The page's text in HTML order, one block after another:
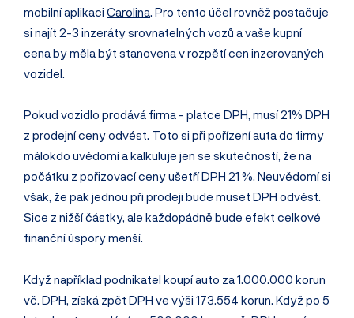
mobilní aplikaci Carolina. Pro tento účel rovněž postačuje
si najít 2-3 inzeráty srovnatelných vozů a vaše kupní
cena by měla být stanovena v rozpětí cen inzerovaných
vozidel.
Pokud vozidlo prodává firma - platce DPH, musí 21% DPH
z prodejní ceny odvést. Toto si při pořízení auta do firmy
málokdo uvědomí a kalkuluje jen se skutečností, že na
počátku z pořizovací ceny ušetří DPH 21 %. Neuvědomí si
však, že pak jednou při prodeji bude muset DPH odvést.
Sice z nižší částky, ale každopádně bude efekt celkové
finanční úspory menší.
Když například podnikatel koupí auto za 1.000.000 korun
vč. DPH, získá zpět DPH ve výši 173.554 korun. Když po 5